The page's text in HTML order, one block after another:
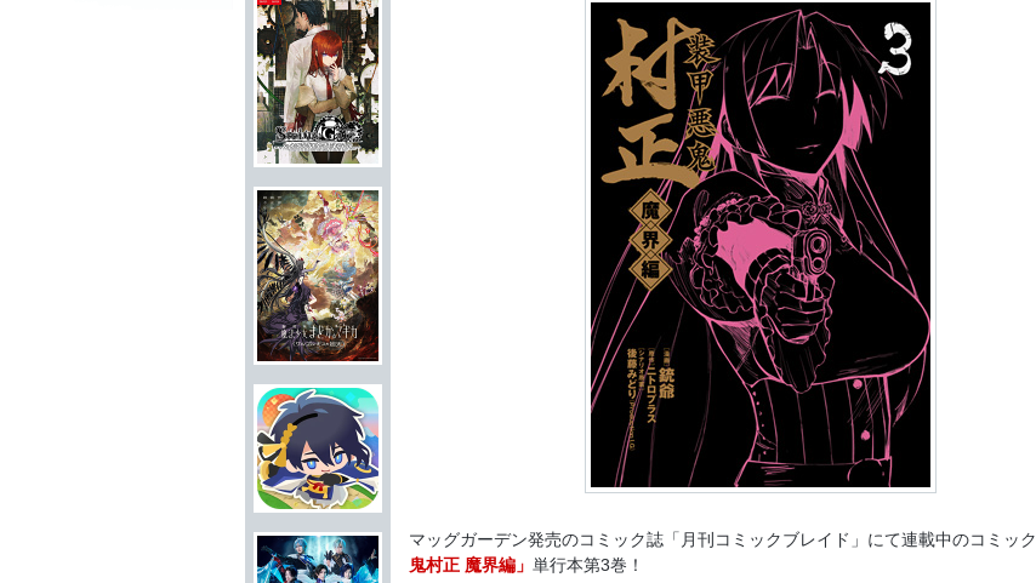
マッグガーデン発売のコミック誌「月刊コミックブレイド」にて連載中のコミック
鬼村正 魔界編」 単行本第3巻！